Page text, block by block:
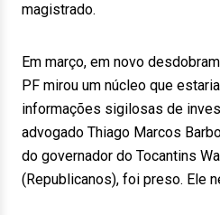
magistrado.
Em março, em novo
PF mirou um núcleo que
informações sigilosas de
advogado Thiago Marcos
do governador do Tocantins
(Republicanos), foi preso. Ele